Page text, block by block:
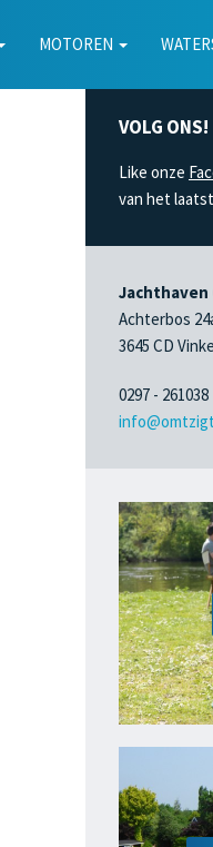
MOTOREN
VOLG ONS!
Like onze
van het
Jachthaven
Achterbos
3645 CD
0297 - 261038